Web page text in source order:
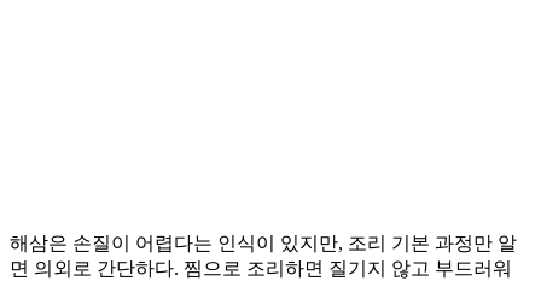
해삼은 손질이 어렵다는 인식이 있지만, 조리 기본 과정만 알
면 의외로 간단하다. 찜으로 조리하면 질기지 않고 부드러워